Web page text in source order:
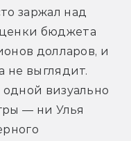
заржал над
бюджета
долларов, и
не выглядит.
визуально
— ни Улья